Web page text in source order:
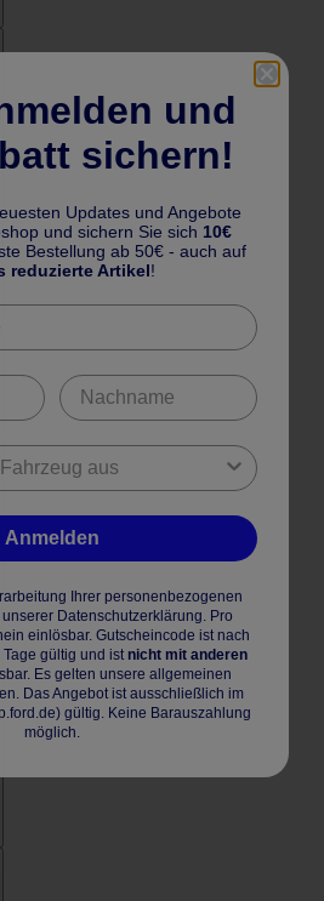
und
sichern!
Updates und Angebote
und sichern Sie sich 10€
Bestellung ab 50€ - auch auf
reduzierte Artikel!
Anmelden
Ihrer personenbezogenen
Datenschutzerklärung. Pro
einlösbar. Gutscheincode ist nach
gültig und ist nicht mit anderen
Es gelten unsere allgemeinen
Das Angebot ist ausschließlich im
gültig. Keine Barauszahlung
möglich.